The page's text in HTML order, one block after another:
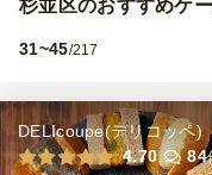
杉並区のおすすめケ
31~45/217
DELIcoupe(デリコッペ)
4.70
84